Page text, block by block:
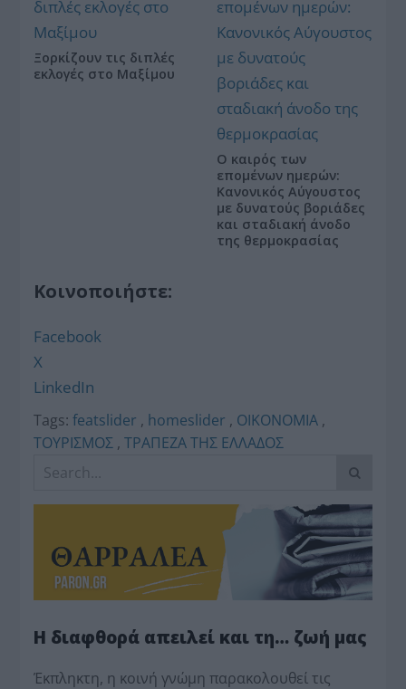
Ξορκίζουν τις διπλές
εκλογές στο Μαξίμου
Ο καιρός των
επομένων ημερών:
Κανονικός Αύγουστος
με δυνατούς βοριάδες
και σταδιακή άνοδο
της θερμοκρασίας
Κοινοποιήστε:
Facebook
X
LinkedIn
Tags: featslider , homeslider , ΟΙΚΟΝΟΜΙΑ ,
ΤΟΥΡΙΣΜΟΣ ,ΤΡΑΠΕΖΑ ΤΗΣ ΕΛΛΑΔΟΣ
Η διαφθορά απειλεί και τη… ζωή μας
Έκπληκτη, η κοινή γνώμη παρακολουθεί τις